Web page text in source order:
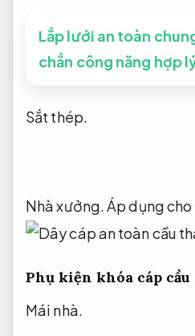
Lắp lưới an toàn
chắn công năng hợp
Sắt thép.
Nhà xưởng.Áp dụng
Phụ kiện khóa cáp
Mái nhà.